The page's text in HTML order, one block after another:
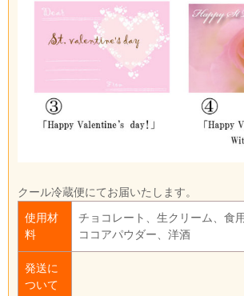
クール冷蔵便にてお届いたします。
使用材
料
チョコレート、生クリーム、食
ココアパウダー、洋酒
発送に
ついて